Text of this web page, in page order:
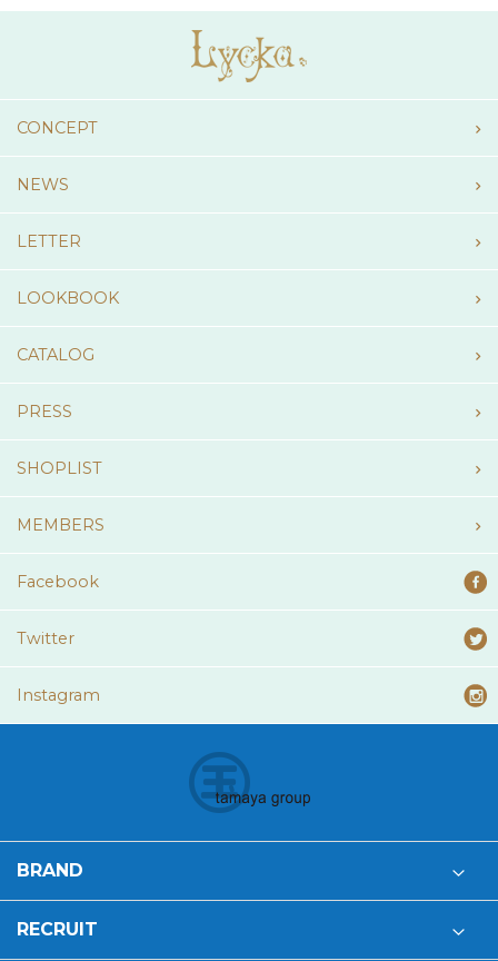
CONCEPT
NEWS
LETTER
LOOKBOOK
CATALOG
PRESS
SHOPLIST
MEMBERS
Facebook
Twitter
Instagram
BRAND
RECRUIT